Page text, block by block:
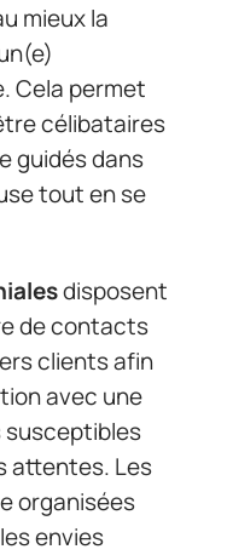
mieux la
Cela permet
célibataires
guidés dans
tout en se
disposent
de contacts
clients afin
avec une
susceptibles
attentes. Les
organisées
envies